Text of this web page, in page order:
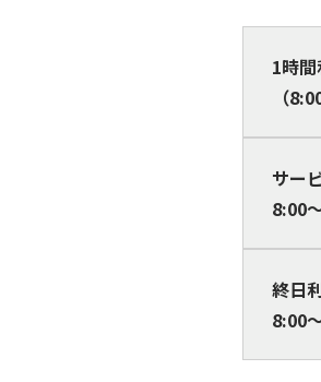
1時
（
サー
8:00
終日
8:00